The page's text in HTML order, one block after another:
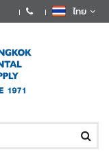
ไทย